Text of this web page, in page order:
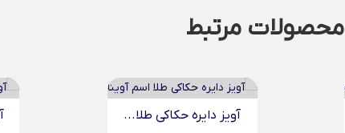
محصولات مرتبط
آویز بیضی حکاکی طلا...